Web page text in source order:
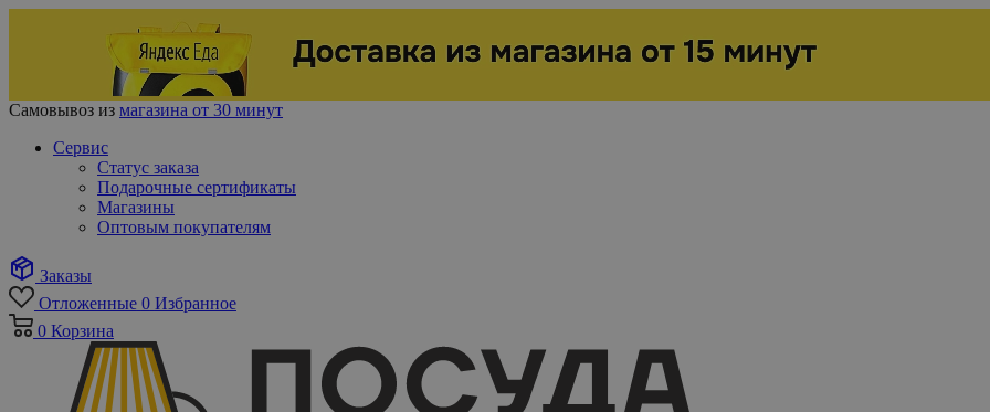
Самовывоз из магазина от 30 минут
Сервис
Статус заказа
Подарочные сертификаты
Магазины
Оптовым покупателям
Заказы
Отложенные 0 Избранное
0 Корзина